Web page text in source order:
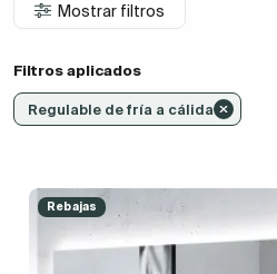
Mostrar filtros
Filtros aplicados
Regulable de fría a cálida
Rebajas